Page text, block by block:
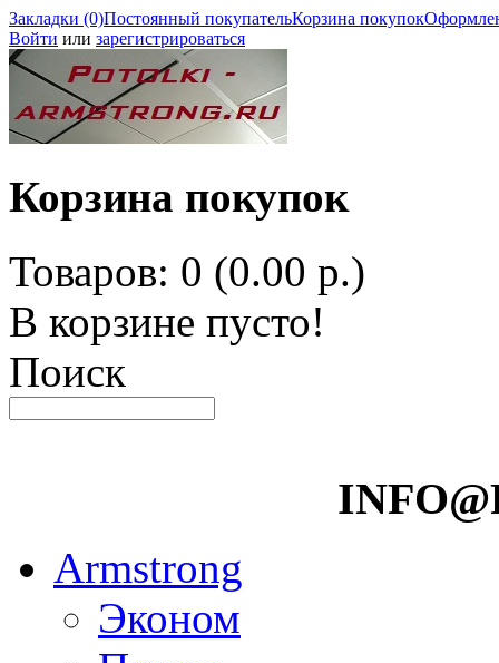
Закладки (0)Постоянный покупательКорзина покупок
Войти или зарегистрироваться
Корзина покупок
Товаров: 0 (0.00 р.)
В корзине пусто!
Поиск
Armstrong
Эконом